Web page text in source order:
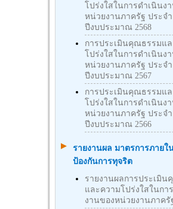
โปร่งใสในการดำเนินง
หน่วยงานภาครัฐ ประจำ
ปีงบประมาณ 2568
การประเมินคุณธรรมแ
โปร่งใสในการดำเนินง
หน่วยงานภาครัฐ ประจำ
ปีงบประมาณ 2567
การประเมินคุณธรรมแ
โปร่งใสในการดำเนินง
หน่วยงานภาครัฐ ประจำ
ปีงบประมาณ 2566
รายงานผล มาตรการภายใ
ป้องกันการทุจริต
รายงานผลการประเมิน
และความโปร่งใสในกา
งานของหน่วยงานภาครั